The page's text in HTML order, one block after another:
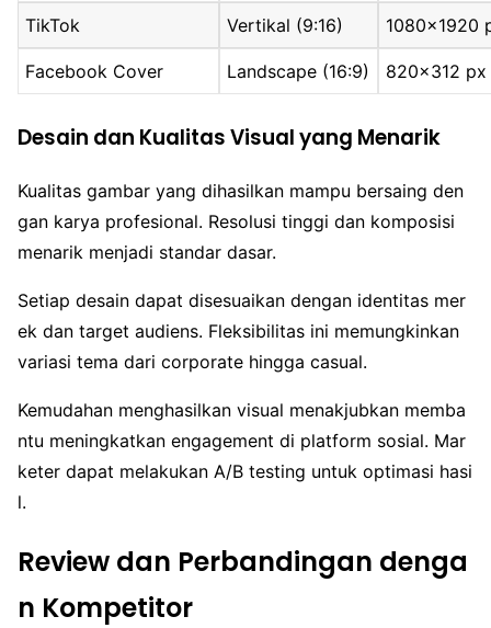
TikTok Vertikal (9:16) 1080×1920
Facebook Cover Landscape (16:9) 820×312 px
Desain dan Kualitas Visual yang Menarik
Kualitas gambar yang dihasilkan mampu bersaing den
gan karya profesional. Resolusi tinggi dan komposisi
menarik menjadi standar dasar.
Setiap desain dapat disesuaikan dengan identitas mer
ek dan target audiens. Fleksibilitas ini memungkinkan
variasi tema dari corporate hingga casual.
Kemudahan menghasilkan visual menakjubkan memba
ntu meningkatkan engagement di platform sosial. Mar
keter dapat melakukan A/B testing untuk optimasi hasi
l.
Review dan Perbandingan denga
n Kompetitor